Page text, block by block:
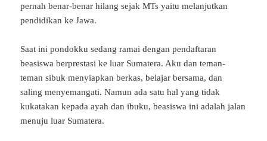
pernah benar-benar hilang sejak MTs yaitu melanjutkan
pendidikan ke Jawa.
Saat ini pondokku sedang ramai dengan pendaftaran
beasiswa berprestasi ke luar Sumatera. Aku dan teman-
teman sibuk menyiapkan berkas, belajar bersama, dan
saling menyemangati. Namun ada satu hal yang tidak
kukatakan kepada ayah dan ibuku, beasiswa ini adalah jalan
menuju luar Sumatera.